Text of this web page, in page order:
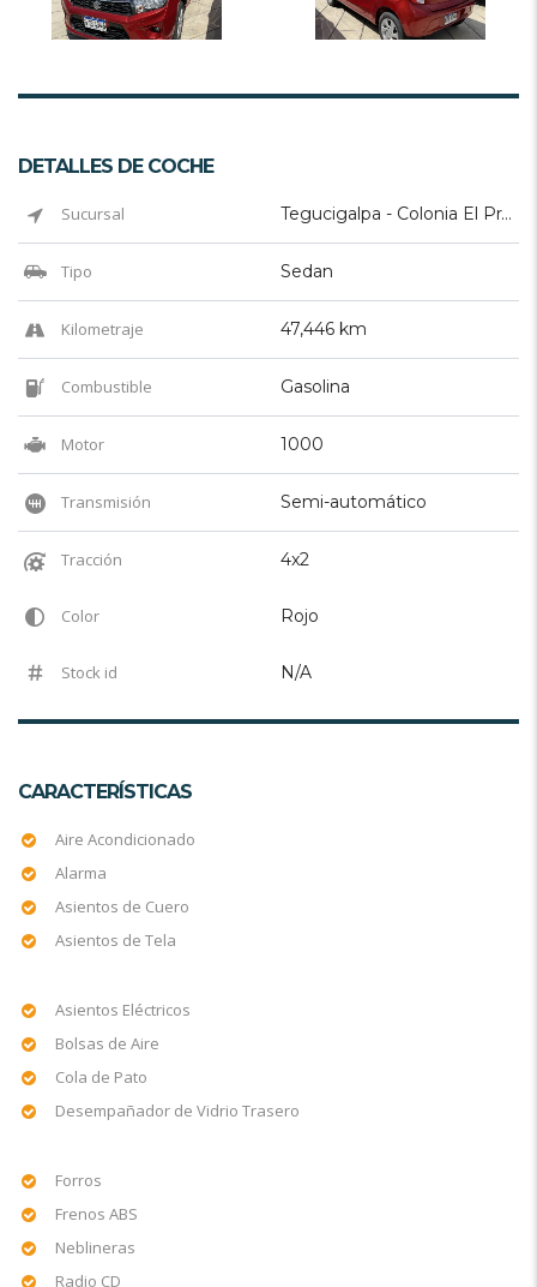
DETALLES DE COCHE
Sucursal Tegucigalpa - Colonia El Prado
Tipo Sedan
Kilometraje 47,446 km
Combustible Gasolina
Motor 1000
Transmisión Semi-automático
Tracción 4x2
Color Rojo
Stock id N/A
CARACTERÍSTICAS
Aire Acondicionado
Alarma
Asientos de Cuero
Asientos de Tela
Asientos Eléctricos
Bolsas de Aire
Cola de Pato
Desempañador de Vidrio Trasero
Forros
Frenos ABS
Neblineras
Radio CD